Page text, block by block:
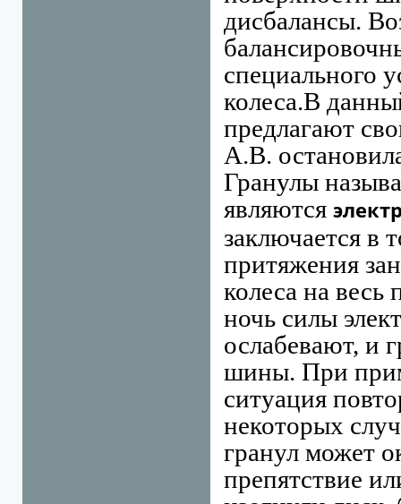
дисбалансы.
специального
колеса.В
предлагают
А.В.
Гранулы
являются
заключается в
притяжения
колеса на весь
ночь силы
ослабевают, и
шины. При
ситуация
некоторых
гранул может
препятствие